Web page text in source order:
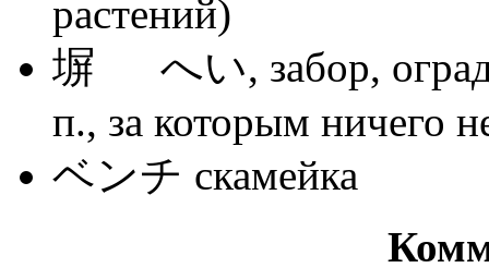
растений)
塀 へい, забор,
п., за которым ничего
ベンチ скамейка